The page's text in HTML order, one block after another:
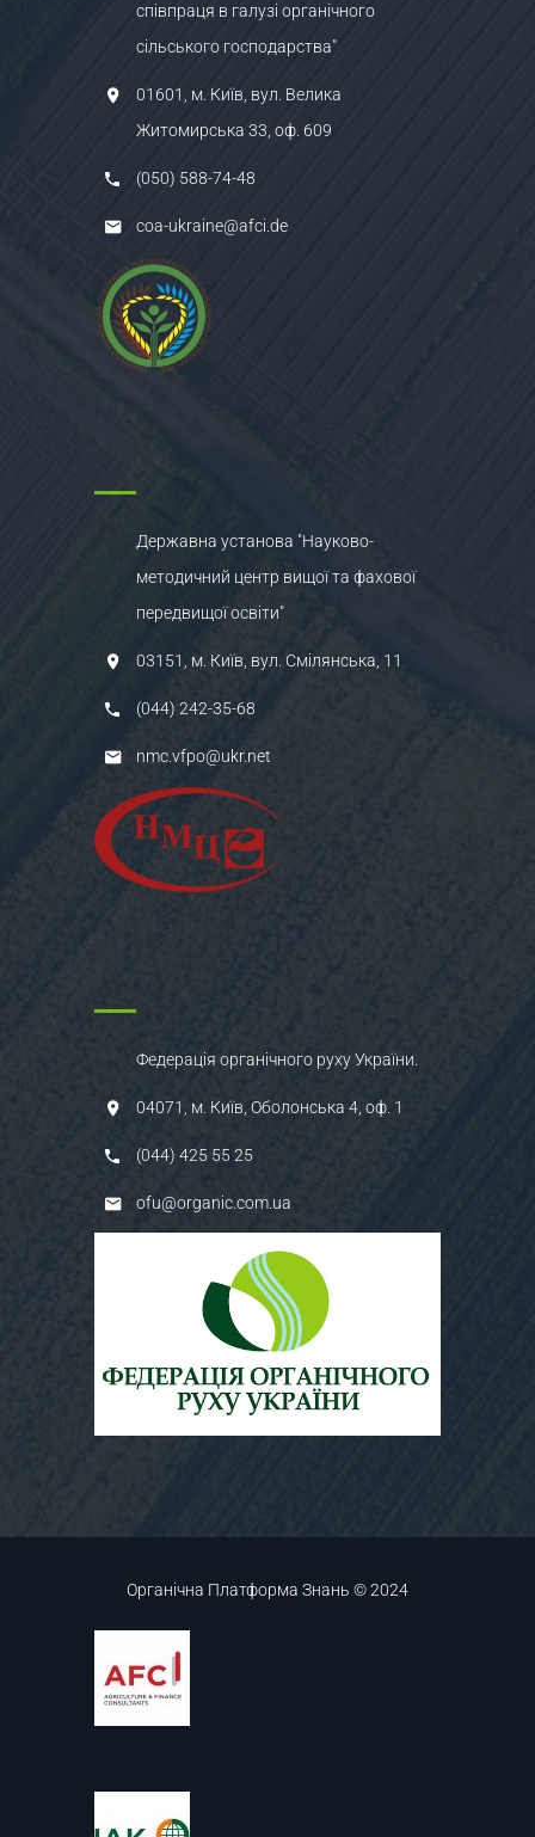
співпраця в галузі органічного
сільського господарства"
01601, м. Київ, вул. Велика
Житомирська 33, оф. 609
(050) 588-74-48
coa-ukraine@afci.de
Державна установа "Науково-
методичний центр вищої та фахової
передвищої освіти"
03151, м. Київ, вул. Смілянська, 11
(044) 242-35-68
nmc.vfpo@ukr.net
Федерація органічного руху України.
04071, м. Київ, Оболонська 4, оф. 1
(044) 425 55 25
ofu@organic.com.ua
Органічна Платформа Знань © 2024